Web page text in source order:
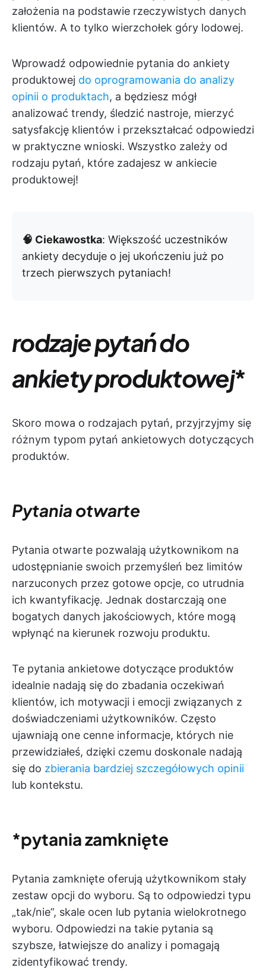
założenia na podstawie rzeczywistych danych
klientów. A to tylko wierzchołek góry lodowej.
Wprowadź odpowiednie pytania do ankiety
produktowej do oprogramowania do analizy
opinii o produktach, a będziesz mógł
analizować trendy, śledzić nastroje, mierzyć
satysfakcję klientów i przekształcać odpowiedzi
w praktyczne wnioski. Wszystko zależy od
rodzaju pytań, które zadajesz w ankiecie
produktowej!
🧠 Ciekawostka: Większość uczestników
ankiety decyduje o jej ukończeniu już po
trzech pierwszych pytaniach!
rodzaje pytań do
ankiety produktowej*
Skoro mowa o rodzajach pytań, przyjrzyjmy się
różnym typom pytań ankietowych dotyczących
produktów.
Pytania otwarte
Pytania otwarte pozwalają użytkownikom na
udostępnianie swoich przemyśleń bez limitów
narzuconych przez gotowe opcje, co utrudnia
ich kwantyfikację. Jednak dostarczają one
bogatych danych jakościowych, które mogą
wpłynąć na kierunek rozwoju produktu.
Te pytania ankietowe dotyczące produktów
idealnie nadają się do zbadania oczekiwań
klientów, ich motywacji i emocji związanych z
doświadczeniami użytkowników. Często
ujawniają one cenne informacje, których nie
przewidziałeś, dzięki czemu doskonale nadają
się do zbierania bardziej szczegółowych opinii
lub kontekstu.
*pytania zamknięte
Pytania zamknięte oferują użytkownikom stały
zestaw opcji do wyboru. Są to odpowiedzi typu
„tak/nie”, skale ocen lub pytania wielokrotnego
wyboru. Odpowiedzi na takie pytania są
szybsze, łatwiejsze do analizy i pomagają
zidentyfikować trendy.